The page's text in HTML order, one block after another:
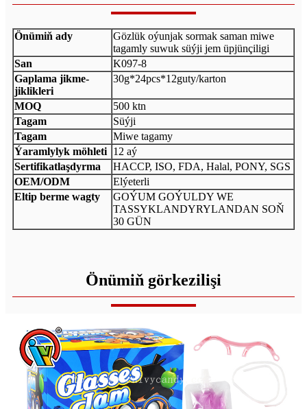
Önümiň ady
Gözlük oýunjak sormak saman miwe
tagamly suwuk süýji jem üpjünçiligi
San
K097-8
Gaplama jikme-
jiklikleri
30g*24pcs*12guty/karton
MOQ
500 ktn
Tagam
Süýji
Tagam
Miwe tagamy
Ýaramlylyk möhleti 12 aý
Sertifikatlaşdyrma
HACCP, ISO, FDA, Halal, PONY, SGS
OEM/ODM
Elýeterli
Eltip berme wagty
GOÝUM GOÝULDY WE
TASSYKLANDYRYLANDAN SOŇ
30 GÜN
Önümiň görkezilişi